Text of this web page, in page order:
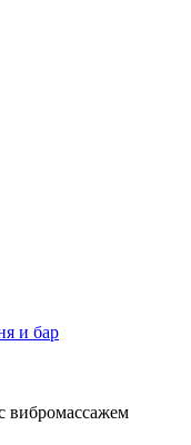
и бар
вибромассажем